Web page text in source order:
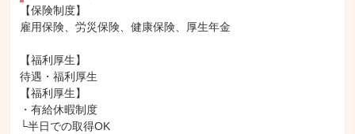
【保険制度】
雇用保険、労災保険、健康保険、厚生年金
【福利厚生】
待遇・福利厚生
【福利厚生】
・有給休暇制度
└半日での取得OK